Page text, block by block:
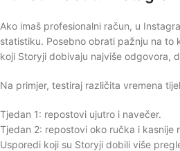
Ako imaš profesionalni račun, u
statistiku. Posebno obrati pažnju na to
koji Storyji dobivaju najviše odgovora,
Na primjer, testiraj različita vremena
Tjedan 1: repostovi ujutro i navečer.
Tjedan 2: repostovi oko ručka i kasnije
Usporedi koji su Storyji dobili više